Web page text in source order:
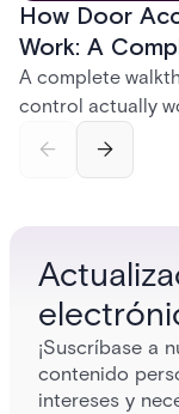
How Door
Work: A
A complete
control actually
and software
¡Suscríbase a
contenido
intereses y